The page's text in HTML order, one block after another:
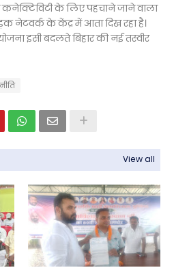
के लिए पहचाने जाने वाला
नेटवर्क के केंद्र में आता दिख रहा है।
इसी बदलते बिहार की नई तस्वीर
View all